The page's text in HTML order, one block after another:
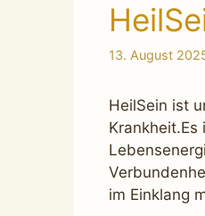
13. August
HeilSein ist
im Einklang